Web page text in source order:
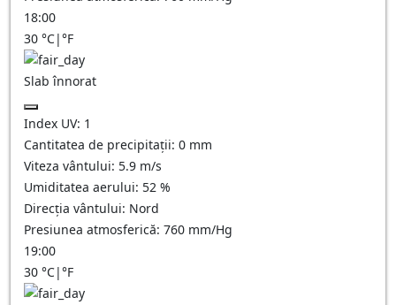
18:00
30 °C|°F
Slab înnorat
Index UV: 1
Cantitatea de precipitații: 0 mm
Viteza vântului: 5.9 m/s
Umiditatea aerului: 52 %
Direcția vântului: Nord
Presiunea atmosferică: 760 mm/Hg
19:00
30 °C|°F